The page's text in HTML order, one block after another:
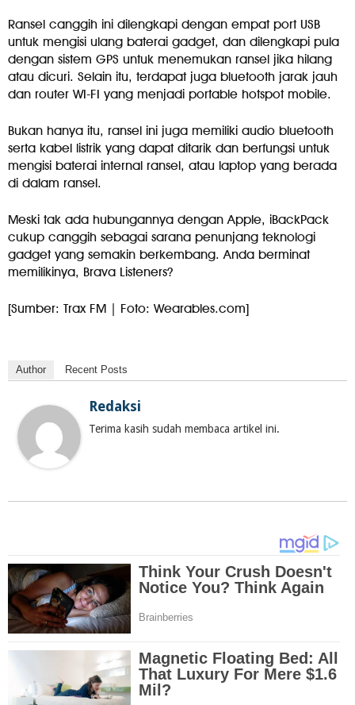
Ransel canggih ini dilengkapi dengan empat port USB
untuk mengisi ulang baterai gadget, dan dilengkapi pula
dengan sistem GPS untuk menemukan ransel jika hilang
atau dicuri. Selain itu, terdapat juga bluetooth jarak jauh
dan router WI-FI yang menjadi portable hotspot mobile.
Bukan hanya itu, ransel ini juga memiliki audio bluetooth
serta kabel listrik yang dapat ditarik dan berfungsi untuk
mengisi baterai internal ransel, atau laptop yang berada
di dalam ransel.
Meski tak ada hubungannya dengan Apple, iBackPack
cukup canggih sebagai sarana penunjang teknologi
gadget yang semakin berkembang. Anda berminat
memilikinya, Brava Listeners?
[Sumber: Trax FM | Foto: Wearables.com]
Author Recent Posts
Redaksi
Terima kasih sudah membaca artikel ini.